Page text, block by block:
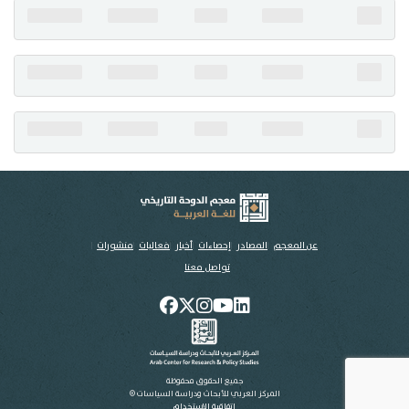
عن المعجم المصادر إحصاءات أخبار فعاليات منشورات
تواصل معنا
جميع الحقوق محفوظة
المركز العربي للأبحاث ودراسة السياسات ©